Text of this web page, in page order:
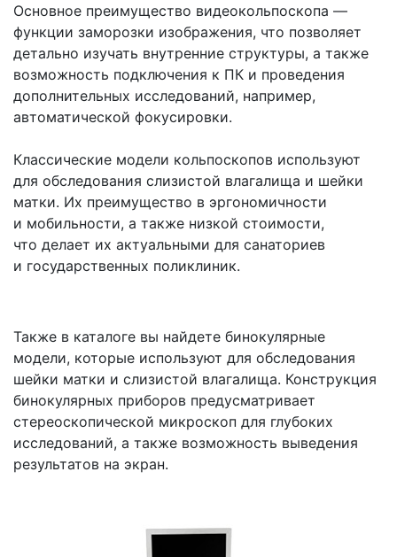
Основное преимущество видеокольпоскопа —
функции заморозки изображения, что позволяет
детально изучать внутренние структуры, а также
возможность подключения к ПК и проведения
дополнительных исследований, например,
автоматической фокусировки.
Классические модели кольпоскопов используют
для обследования слизистой влагалища и шейки
матки. Их преимущество в эргономичности
и мобильности, а также низкой стоимости,
что делает их актуальными для санаториев
и государственных поликлиник.
Также в каталоге вы найдете бинокулярные
модели, которые используют для обследования
шейки матки и слизистой влагалища. Конструкция
бинокулярных приборов предусматривает
стереоскопической микроскоп для глубоких
исследований, а также возможность выведения
результатов на экран.